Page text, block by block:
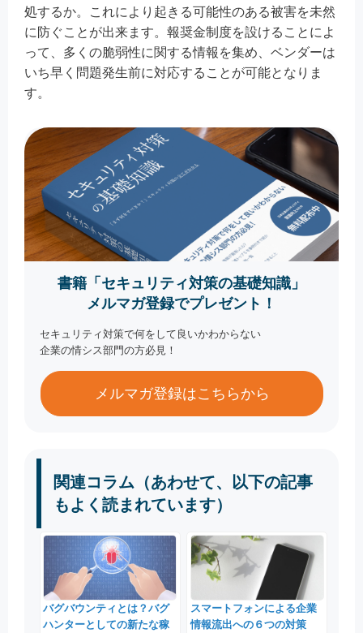
処するか。これにより起きる可能性のある被害を未然
に防ぐことが出来ます。報奨金制度を設けることによ
って、多くの脆弱性に関する情報を集め、ベンダーは
いち早く問題発生前に対応することが可能となりま
す。
書籍「セキュリティ対策の基礎知識」
メルマガ登録でプレゼント！
セキュリティ対策で何をして良いかわからない
企業の情シス部門の方必見！
メルマガ登録はこちらから
関連コラム（あわせて、以下の記事
もよく読まれています）
バグバウンティとは？バグ
ハンターとしての新たな稼
スマートフォンによる企業
情報流出への６つの対策